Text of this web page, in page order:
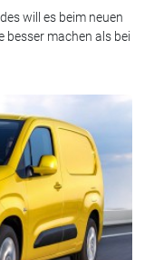
will es beim neuen
besser machen als bei